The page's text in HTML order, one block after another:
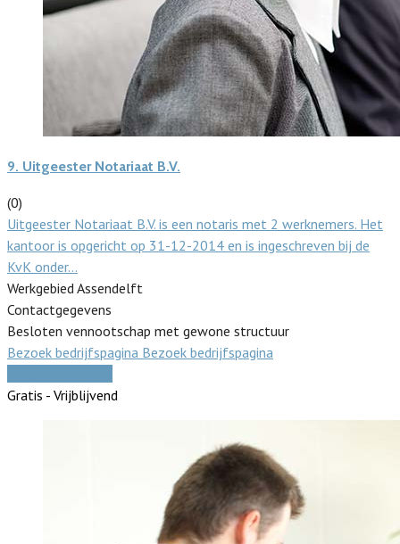
9. Uitgeester Notariaat B.V.
(0)
Uitgeester Notariaat B.V. is een notaris met 2 werknemers. Het
kantoor is opgericht op 31-12-2014 en is ingeschreven bij de
KvK onder…
Werkgebied Assendelft
Contactgegevens
Besloten vennootschap met gewone structuur
Bezoek bedrijfspagina Bezoek bedrijfspagina
Gratis - Vrijblijvend